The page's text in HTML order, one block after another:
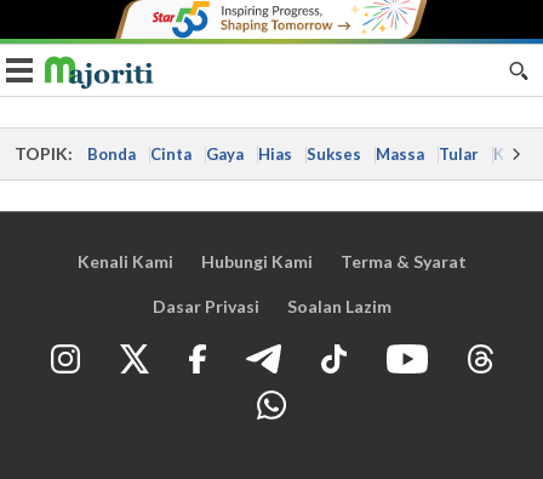
Toggle navigation
TOPIK: Bonda Cinta Gaya Hias Sukses Massa Tular Kes
Kenali Kami Hubungi Kami Terma & Syarat
Dasar Privasi Soalan Lazim